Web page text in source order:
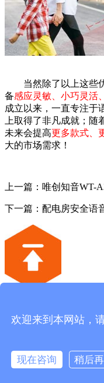
当然除了以上这些优
备感应灵敏、小巧灵活
成立以来，一直专注于
上取得了非凡成就；随
未来会提高更多款式、
大的市场需求！
上一篇：唯创知音WT-
下一篇：配电房安全语
联系电话： 4008-122-919
器人智造产业园6栋2楼
欢迎来到本网站，
现在咨询 稍后